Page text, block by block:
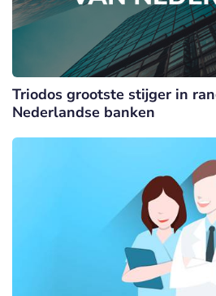
Triodos grootste stijger in
Nederlandse banken